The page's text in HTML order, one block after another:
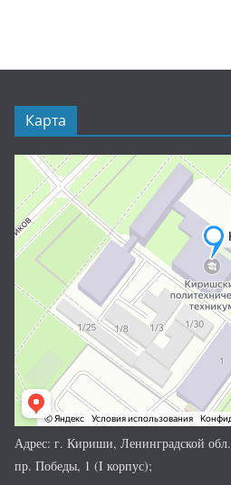
Карта
Адрес: г. Кириши, Ленинградской обл.
пр. Победы, 1 (I корпус);